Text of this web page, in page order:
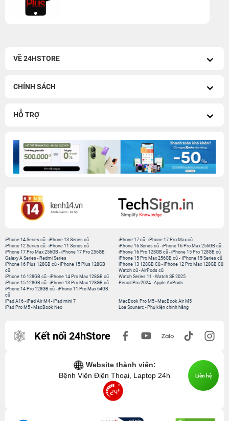
VỀ 24HSTORE
CHÍNH SÁCH
HỖ TRỢ
iPhone 14 Series cũ -iPhone 13 Series cũ
iPhone 12 Series cũ -iPhone 11 Series cũ
iPhone 17 Pro Max 256GB -iPhone 17 Pro 256GB
Galaxy A Series - Redmi Series
iPhone 17 cũ-iPhone 17 Pro Max cũ
iPhone 16 Series cũ- iPhone 16 Pro Max 256GB cũ
iPhone 16 Pro 128GB cũ-iPhone 15 Pro 128GB cũ
iPhone 15 Pro Max 256GB cũ- iPhone 15 Series cũ
iPhone 16 Plus 128GB cũ -iPhone 15 Plus 128GB
cũ
iPhone 16 128GB cũ -iPhone 14 Pro Max 128GB cũ
iPhone 15 128GB cũ -iPhone 13 Pro Max 128GB cũ
iPhone 14 Pro 128GB cũ -iPhone 11 Pro Max 64GB
cũ
iPhone 13 128GB Cũ-iPhone 12 Pro Max 128GB Cũ
Watch cũ-AirPods cũ
Watch Series 11 -Watch SE 2025
Pencil Pro 2024-Apple AirPods
iPad A16 -iPad Air M4 -iPad mini 7
iPad Pro M5 - MacBook Neo
MacBook Pro M5- MacBook Air M5
Loa Sounarc- Phụ kiện chính hãng
Kết nối 24hStore
Website thành viên:
Bệnh Viện Điện Thoại, Laptop 24h
Liên hệ